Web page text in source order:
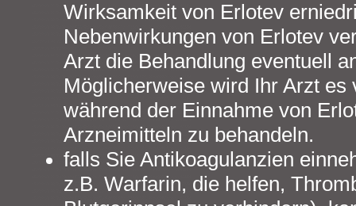
Wirksamkeit von Erlotev
Nebenwirkungen von Erlotev
Arzt die Behandlung eventuell
Möglicherweise wird Ihr Arzt es
während der Einnahme von
Arzneimitteln zu behandeln.
falls Sie Antikoagulanzien
z.B. Warfarin, die helfen,